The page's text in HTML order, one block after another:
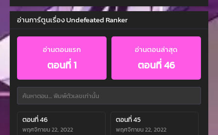
อ่านการ์ตูนเรื่อง Undefeated Ranker
อ่านตอนแรก
ตอนที่ 1
อ่านตอนล่าสุด
ตอนที่ 46
ตอนที่ 46
พฤศจิกายน 22, 2022
ตอนที่ 45
พฤศจิกายน 22, 2022